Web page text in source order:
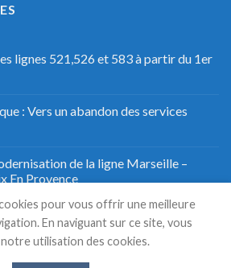
lignes 521,526 et 583 à partir du 1er
: Vers un abandon des services
de la ligne Marseille –
En Provence
Miramas, le grand retour
pour vous offrir une meilleure
En naviguant sur ce site, vous
utilisation des cookies.